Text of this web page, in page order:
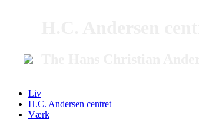
Liv
H.C. Andersen centret
Værk